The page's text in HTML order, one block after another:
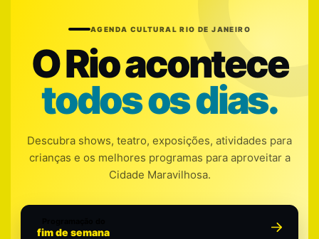
AGENDA CULTURAL RIO DE JANEIRO
O Rio acontece
todos os dias.
Descubra shows, teatro, exposições, atividades para
crianças e os melhores programas para aproveitar a
Cidade Maravilhosa.
fim de semana